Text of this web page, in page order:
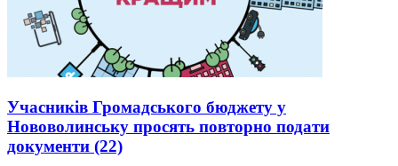
Учасників Громадського бюджету у
Нововолинську просять повторно подати
документи (22)